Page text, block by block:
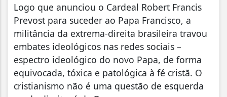
Logo que anunciou o Cardeal Robert Francis
Prevost para suceder ao Papa Francisco, a
militância da extrema-direita brasileira travou
embates ideológicos nas redes sociais –
espectro ideológico do novo Papa, de forma
equivocada, tóxica e patológica à fé cristã. O
cristianismo não é uma questão de esquerda